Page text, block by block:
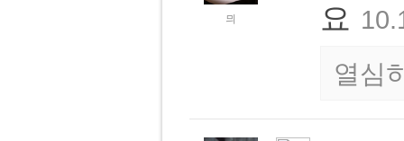
믜
요
열심